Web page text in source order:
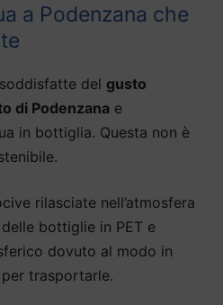
a Podenzana che
del gusto
di Podenzana e
in bottiglia. Questa non è
rilasciate nell’atmosfera
bottiglie in PET e
dovuto al modo in
trasportarle.